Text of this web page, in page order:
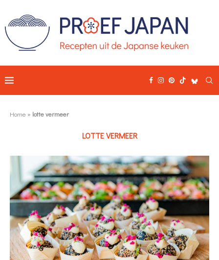
Home » lotte vermeer
LOTTE VERMEER